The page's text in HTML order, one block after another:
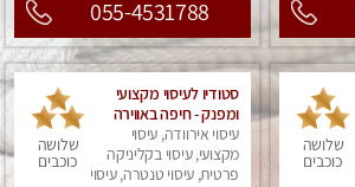
055-4531788
שלושה
כוכבים
סטודיו לעיסוי מקצועי
ומפנק - חיפה באווירה
נעימה ושקטה
עיסוי אירוודה, עיסוי
מקצועי, עיסוי בקליניקה
פרטית, עיסוי טנטרה, עיסוי
שלושה
כוכבים